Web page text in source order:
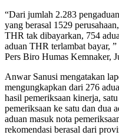
“Dari jumlah 2.283
yang berasal 1529
THR tak dibayarkan, 754
aduan THR terlambat bayar,
Pers Biro Humas Kemnaker,
Anwar Sanusi mengatakan
mengungkapkan dari 276
hasil pemeriksaan kinerja,
pemeriksaan ke satu dan dua
aduan masuk nota
rekomendasi berasal dari